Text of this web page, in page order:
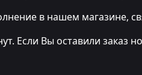
в нашем магазине,
Если Вы оставили